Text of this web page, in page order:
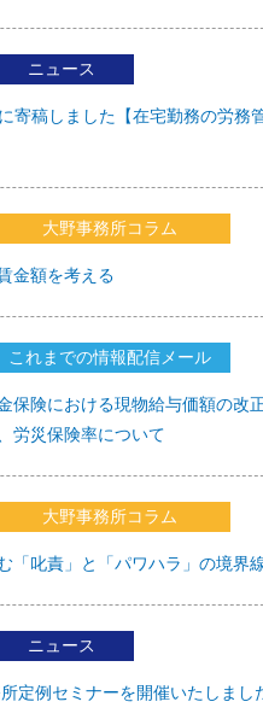
ニュース
寄稿しました【在宅勤務の労務
大野事務所コラム
金額を考える
これまでの情報配信メール
保険における現物給与価額の改
労災保険率について
大野事務所コラム
「叱責」と「パワハラ」の境界
ニュース
定例セミナーを開催いたしまし